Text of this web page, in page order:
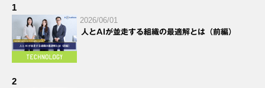
1
2026/06/01
人とAIが並走する組織の最適解とは（前編）
2